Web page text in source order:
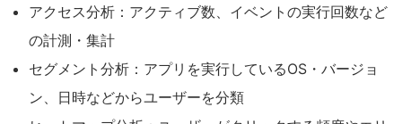
アクセス分析：アクティブ数、イベントの実行回数など
の計測・集計
セグメント分析：アプリを実行しているOS・バージョ
ン、日時などからユーザーを分類